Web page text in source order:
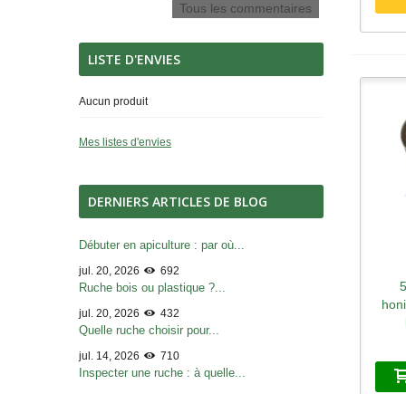
Tous les commentaires
LISTE D'ENVIES
Aucun produit
Mes listes d'envies
DERNIERS ARTICLES DE BLOG
Débuter en apiculture : par où...
jul. 20, 2026 692
Ruche bois ou plastique ?...
jul. 20, 2026 432
Quelle ruche choisir pour...
jul. 14, 2026 710
Inspecter une ruche : à quelle...